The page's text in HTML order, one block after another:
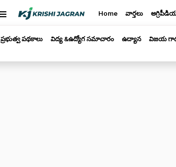
Home వార్తలు
ప్రభుత్వ పథకాలు విద్య &ఉద్యోగ సమాచారం ఉద్యాన విజయ